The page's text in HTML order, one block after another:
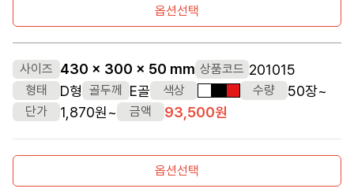
옵션선택
사이즈 430 x 300 x 50 mm 상품코드 201015
형태 D형 골두께 E골 색상 흰색검정색빨간색수량 50장~
단가 1,870원~ 금액 93,500원
옵션선택